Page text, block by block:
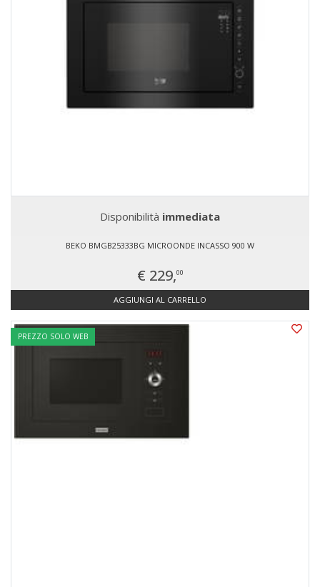
Disponibilità immediata
BEKO BMGB25333BG MICROONDE INCASSO 900 W
€ 229,00
AGGIUNGI AL CARRELLO
PREZZO SOLO WEB